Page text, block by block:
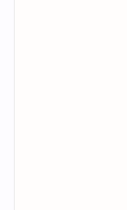
Arti Makna
Lirik lagu Terpikat
pengalaman pertama
tiba-tiba dan
digambarkan sebagai
kepahitan sekaligus
kenangan yang